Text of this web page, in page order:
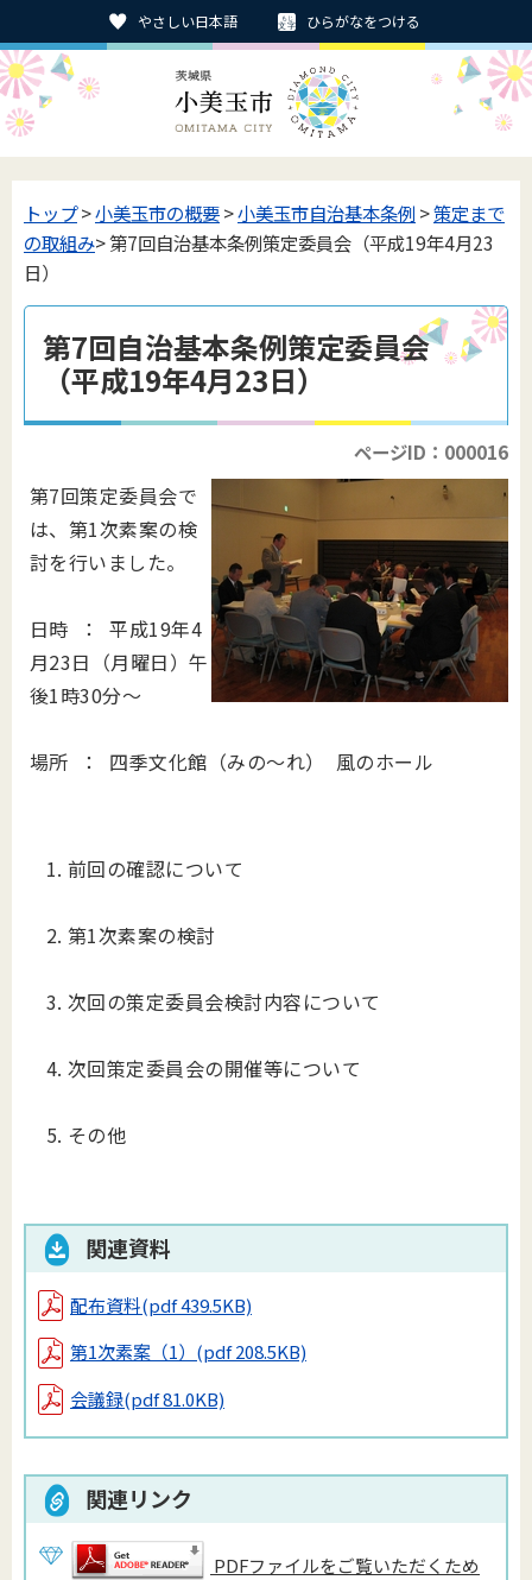
やさしい日本語 ひらがなをつける
トップ>小美玉市の概要>小美玉市自治基本条例 >策定まで
の取組み> 第7回自治基本条例策定委員会（平成19年4月23
日）
第7回自治基本条例策定委員会
（平成19年4月23日）
ページID：000016
第7回策定委員会で
は、第1次素案の検
討を行いました。
日時 ： 平成19年4
月23日（月曜日）午
後1時30分～
場所 ： 四季文化館（みの～れ） 風のホール
前回の確認について
第1次素案の検討
次回の策定委員会検討内容について
次回策定委員会の開催等について
その他
関連資料
配布資料(pdf 439.5KB)
第1次素案（1） (pdf 208.5KB)
会議録(pdf 81.0KB)
関連リンク
PDFファイルをご覧いただくため